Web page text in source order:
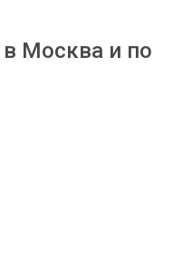
Москва и по